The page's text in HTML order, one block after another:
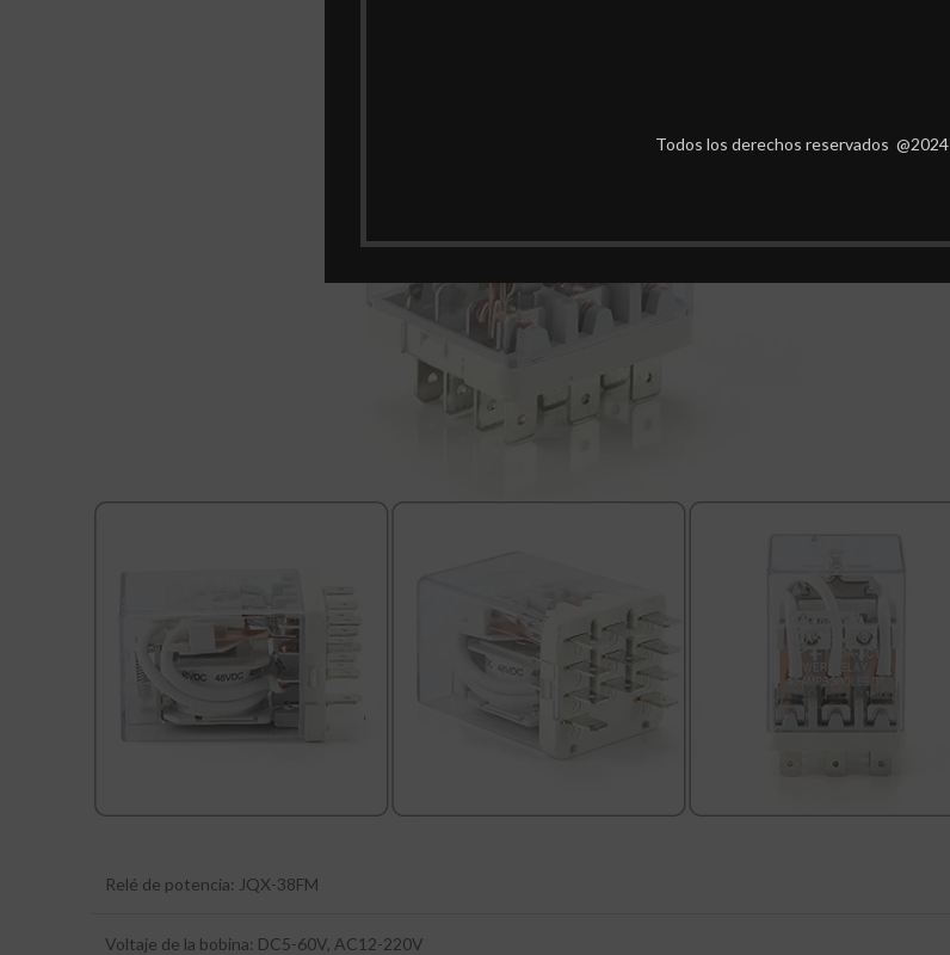
Todos los derechos reservados @2024
Relé de potencia: JQX-38FM
Voltaje de la bobina: DC5-60V, AC12-220V